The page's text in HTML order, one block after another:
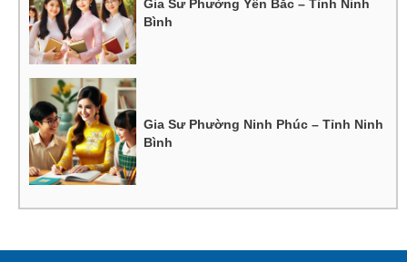
Gia Sư Phường Yên Bắc – Tỉnh Ninh
Bình
Gia Sư Phường Ninh Phúc – Tỉnh Ninh
Bình